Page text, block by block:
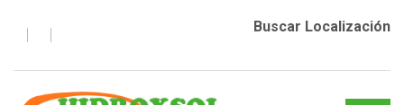
Buscar Localización